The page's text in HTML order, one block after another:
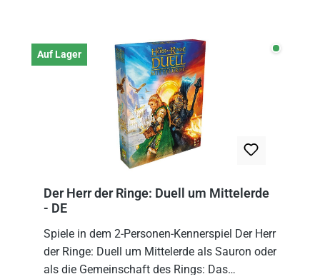
Auf Lager Auf
Der Herr der Ringe: Duell um Mittelerde
- DE
Spiele in dem 2-Personen-Kennerspiel Der Herr
der Ringe: Duell um Mittelerde als Sauron oder
als die Gemeinschaft des Rings: Das